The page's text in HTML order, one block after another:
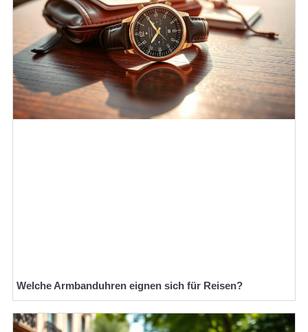
Welche Armbanduhren eignen sich für Reisen?